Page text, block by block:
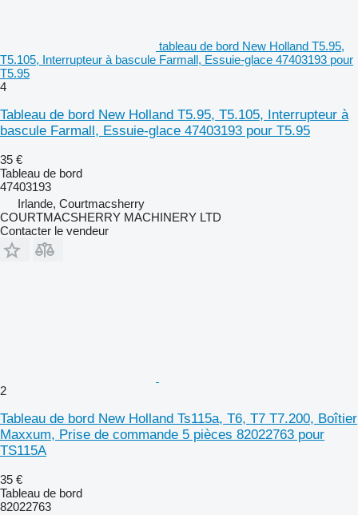
tableau de bord New Holland T5.95,
T5.105, Interrupteur à bascule Farmall, Essuie-glace 47403193 pour
T5.95
4
Tableau de bord New Holland T5.95, T5.105, Interrupteur à
bascule Farmall, Essuie-glace 47403193 pour T5.95
35 €
Tableau de bord
47403193
Irlande, Courtmacsherry
COURTMACSHERRY MACHINERY LTD
Contacter le vendeur
2
Tableau de bord New Holland Ts115a, T6, T7 T7.200, Boîtier
Maxxum, Prise de commande 5 pièces 82022763 pour
TS115A
35 €
Tableau de bord
82022763